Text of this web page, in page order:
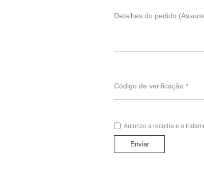
Detalhes do pedido
Código de verificação *
Autorizo a recolha e o
Enviar